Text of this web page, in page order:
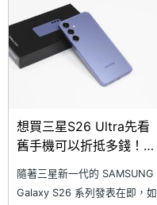
論是追星、演唱會拍攝還是遠距
風景，都能輕鬆捕捉細節，現在
入手二手機的價位相當
想買三星S26 Ultra先看
舊手機可以折抵多錢！
Galaxy S24、S23與S22
回收價格一次看(2026.2)
隨著三星新一代的 SAMSUNG
Galaxy S26 系列發表在即，如